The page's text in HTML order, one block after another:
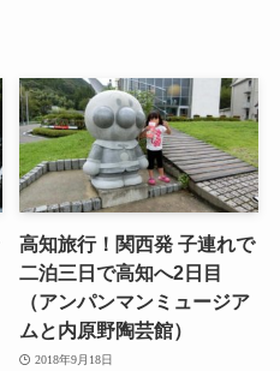
高知旅行！関西発 子連れで
二泊三日で高知へ2日目
（アンパンマンミュージア
ムと内原野陶芸館）
2018年9月18日